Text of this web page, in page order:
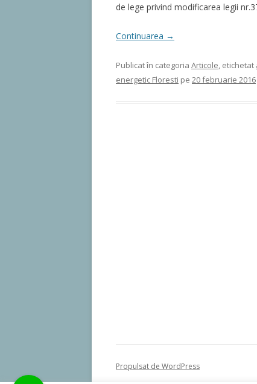
de lege privind modificarea legii
Continuarea →
Publicat în categoria Articole, etichetat
energetic Floresti pe 20 februarie 2016
Propulsat de WordPress